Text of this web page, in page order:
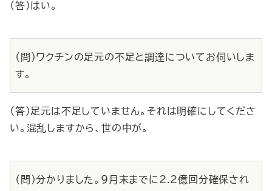
（答）はい。
（問）ワクチンの足元の不足と調達についてお伺いしま
す。
（答）足元は不足していません。それは明確にしてくださ
い。混乱しますから、世の中が。
（問）分かりました。９月末までに2.2億回分確保され